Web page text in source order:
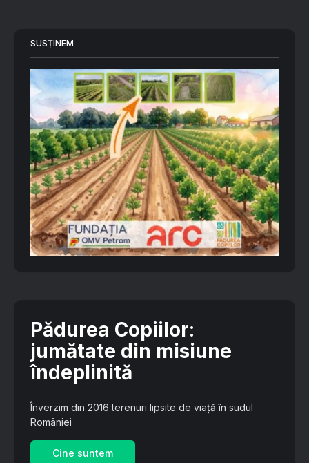
SUSȚINEM
Pădurea Copiilor:
jumătate din misiune
îndeplinită
Înverzim din 2016 terenuri lipsite de viață în sudul
României
Cine suntem